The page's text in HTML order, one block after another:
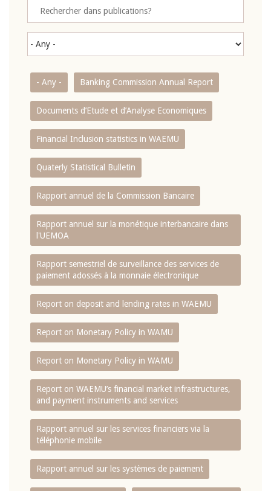
- Any - Banking Commission Annual Report
Documents d’Etude et d’Analyse Economiques
Financial Inclusion statistics in WAEMU
Quaterly Statistical Bulletin
Rapport annuel de la Commission Bancaire
Rapport annuel sur la monétique interbancaire dans
l'UEMOA
Rapport semestriel de surveillance des services de
paiement adossés à la monnaie électronique
Report on deposit and lending rates in WAEMU
Report on Monetary Policy in WAMU
Report on Monetary Policy in WAMU
Report on WAEMU’s financial market infrastructures,
and payment instruments and services
Rapport annuel sur les services financiers via la
téléphonie mobile
Rapport annuel sur les systèmes de paiement